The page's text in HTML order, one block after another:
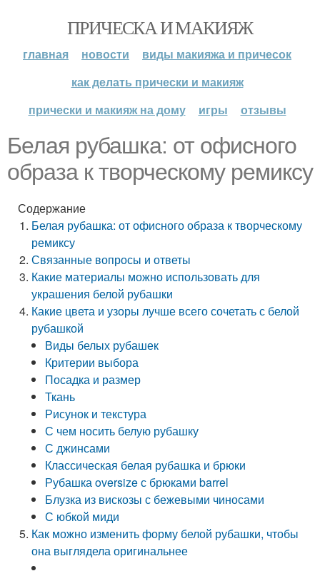
ПРИЧЕСКА И МАКИЯЖ
главная новости
виды макияжа и причесок
как делать прически и макияж
прически и макияж на дому
игры отзывы
Белая рубашка: от офисного
образа к творческому ремиксу
Содержание
Белая рубашка: от офисного образа к творческому
ремиксу
Связанные вопросы и ответы
Какие материалы можно использовать для
украшения белой рубашки
Какие цвета и узоры лучше всего сочетать с белой
рубашкой
Виды белых рубашек
Критерии выбора
Посадка и размер
Ткань
Рисунок и текстура
С чем носить белую рубашку
С джинсами
Классическая белая рубашка и брюки
Рубашка oversize с брюками barrel
Блузка из вискозы с бежевыми чиносами
С юбкой миди
Как можно изменить форму белой рубашки, чтобы
она выглядела оригинальнее